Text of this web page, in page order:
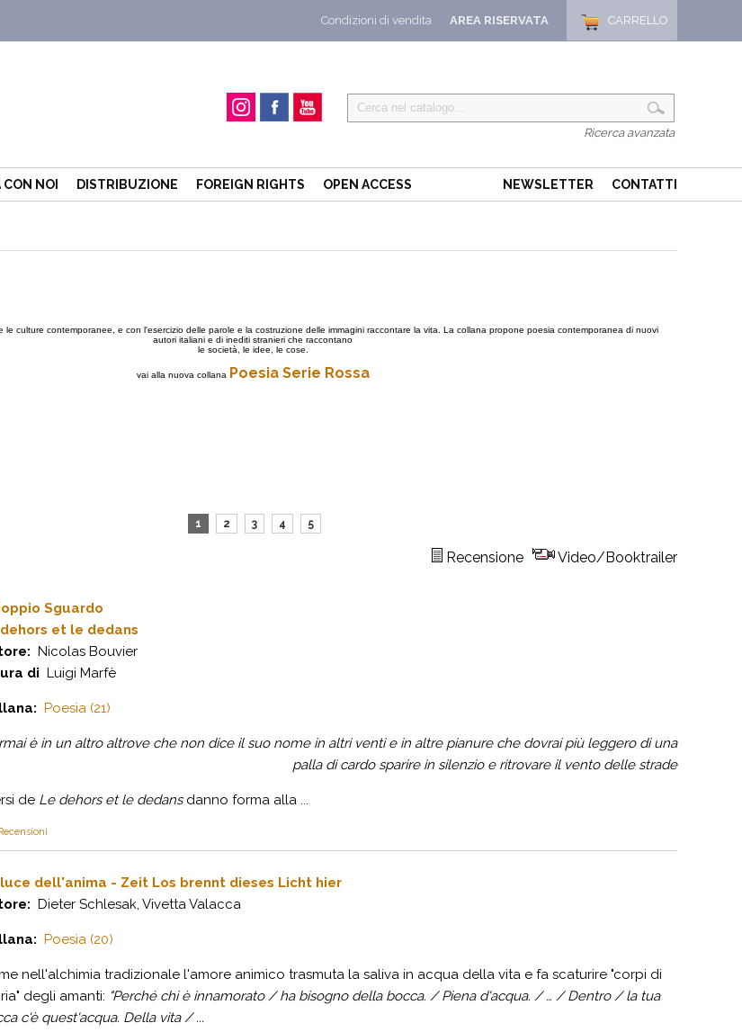
CARRELLO
AREA RISERVATA
Condizioni di vendita
Ricerca avanzata
NOI DISTRIBUZIONE FOREIGN RIGHTS OPEN ACCESS NEWSLETTER CONTATTI
le culture contemporanee, e con l'esercizio delle parole e la costruzione delle immagini raccontare la vita. La collana propone poesia contemporanea di nuovi
autori italiani e di inediti stranieri che raccontano
le società, le idee, le cose.
vai alla nuova collana Poesia Serie Rossa
1 2 3 4 5
Recensione Video/Booktrailer
Sguardo
et le dedans
Nicolas Bouvier
di Luigi Marfè
Poesia (21)
è in un altro altrove che non dice il suo nome in altri venti e in altre pianure che dovrai più leggero di una
palla di cardo sparire in silenzio e ritrovare il vento delle strade
de Le dehors et le dedansdanno forma alla ...
dell'anima - Zeit Los brennt dieses Licht hier
Dieter Schlesak, Vivetta Valacca
Poesia (20)
nell'alchimia tradizionale l'amore animico trasmuta la saliva in acqua della vita e fa scaturire "corpi di
degli amanti: "Perché chi è innamorato / ha bisogno della bocca. / Piena d'acqua. / … / Dentro / la tua
c'è quest'acqua. Della vita / ...